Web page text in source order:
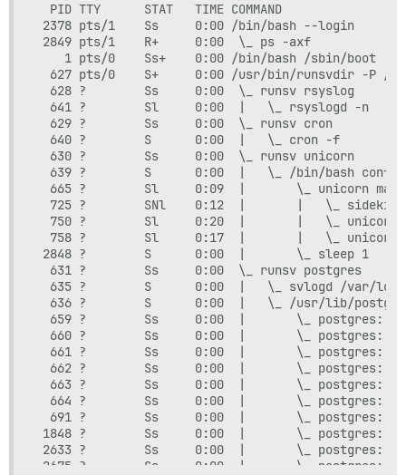
  PID TTY      STAT   TIME COMMAND
2378 pts/1    Ss     0:00 /bin/bash --login
2849 pts/1    R+     0:00  \_ ps -axf
    1 pts/0    Ss+    0:00 /bin/bash /sbin/boot
627 pts/0    S+     0:00 /usr/bin/runsvdir -P /
  628 ?        Ss     0:00  \_ runsv rsyslog
  641 ?        Sl     0:00  |   \_ rsyslogd -n
  629 ?        Ss     0:00  \_ runsv cron
  640 ?        S      0:00  |   \_ cron -f
  630 ?        Ss     0:00  \_ runsv unicorn
639 ?        S      0:00  |   \_ /bin/bash
665 ?        Sl     0:09  |       \_ unicorn
725 ?        SNl    0:12  |       |   \_ sidekiq
750 ?        Sl     0:20  |       |   \_ unicorn
758 ?        Sl     0:17  |       |   \_ unicorn
2848 ?        S      0:00  |       \_ sleep 1
  631 ?        Ss     0:00  \_ runsv postgres
635 ?        S      0:00  |   \_ svlogd /var/
636 ?        S      0:00  |   \_ /usr/lib/
659 ?        Ss     0:00  |       \_ postgres:
660 ?        Ss     0:00  |       \_ postgres:
661 ?        Ss     0:00  |       \_ postgres:
662 ?        Ss     0:00  |       \_ postgres:
663 ?        Ss     0:00  |       \_ postgres:
664 ?        Ss     0:00  |       \_ postgres:
691 ?        Ss     0:00  |       \_ postgres:
1848 ?        Ss     0:00  |       \_ postgres: 12/
2633 ?        Ss     0:00  |       \_ postgres: 12/
2675 ?        Ss     0:00  |       \_ postgres: 12/